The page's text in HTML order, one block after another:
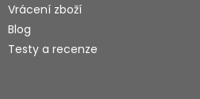
Vrácení zboží
Blog
Testy a recenze